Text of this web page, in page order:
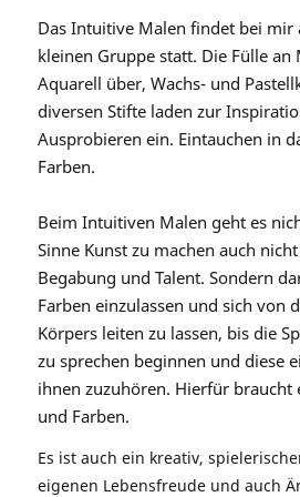
Das Intuitive Malen findet bei mir
kleinen Gruppe statt. Die Fülle
Aquarell über, Wachs- und
diversen Stifte laden zur
Ausprobieren ein. Eintauchen in
Farben.
Beim Intuitiven Malen geht es
Sinne Kunst zu machen auch
Begabung und Talent. Sondern
Farben einzulassen und sich von
Körpers leiten zu lassen, bis die
zu sprechen beginnen und diese
ihnen zuzuhören. Hierfür braucht
und Farben.
Es ist auch ein kreativ,
eigenen Lebensfreude und auch